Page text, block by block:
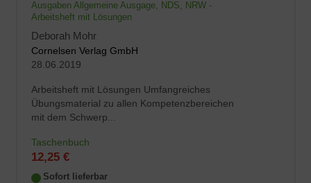
Ausgaben Allgemeine Ausgage, NDS, NRW -
Arbeitsheft mit Lösungen
Deborah Mohr
Cornelsen Verlag GmbH
28.06.2019
Arbeitsheft mit Lösungen Umfangreiches
Übungsmaterial zu allen Kompetenzbereichen
mit dem Schwerp...
Taschenbuch
12,25 €
Sofort lieferbar